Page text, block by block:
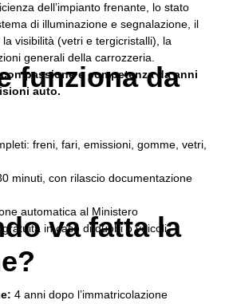
dell’impianto frenante, lo stato
di illuminazione e segnalazione, il
visibilità (vetri e tergicristalli), la
generali della carrozzeria.
passione e competenza da anni
auto.
funziona da
freni, fari, emissioni, gomme, vetri,
minuti, con rilascio documentazione
automatica al Ministero
in caso di dubbi o veicoli
va fatta la
4 anni dopo l’immatricolazione